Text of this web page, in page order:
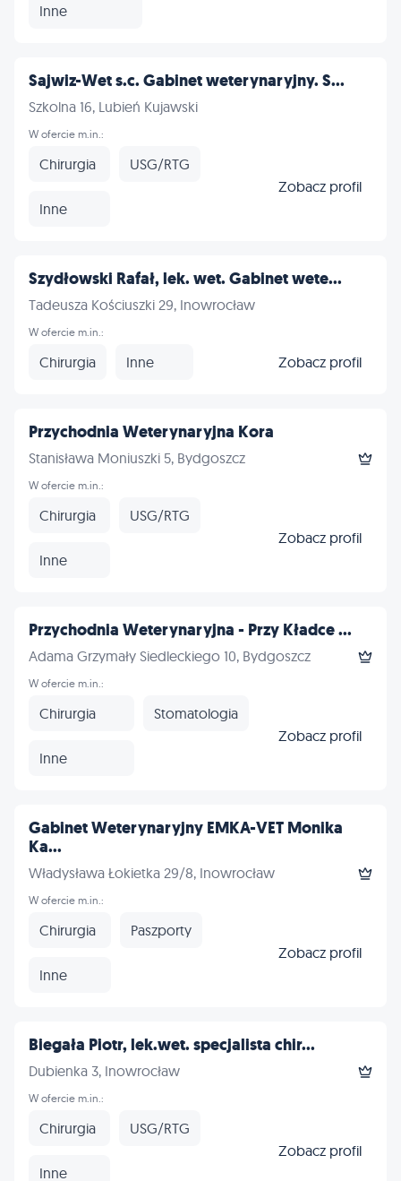
Inne
Sajwiz-Wet s.c. Gabinet weterynaryjny. S...
Szkolna 16, Lubień Kujawski
W ofercie m.in.:
Chirurgia USG/RTG
Inne
Zobacz profil
Szydłowski Rafał, lek. wet. Gabinet wete...
Tadeusza Kościuszki 29, Inowrocław
W ofercie m.in.:
Chirurgia Inne Zobacz profil
Przychodnia Weterynaryjna Kora
Stanisława Moniuszki 5, Bydgoszcz
W ofercie m.in.:
Chirurgia USG/RTG
Inne
Zobacz profil
Przychodnia Weterynaryjna - Przy Kładce ...
Adama Grzymały Siedleckiego 10, Bydgoszcz
W ofercie m.in.:
Chirurgia Stomatologia
Inne
Zobacz profil
Gabinet Weterynaryjny EMKA-VET Monika
Ka...
Władysława Łokietka 29/8, Inowrocław
W ofercie m.in.:
Chirurgia Paszporty
Inne
Zobacz profil
Biegała Piotr, lek.wet. specjalista chir...
Dubienka 3, Inowrocław
W ofercie m.in.:
Chirurgia USG/RTG
Inne
Zobacz profil